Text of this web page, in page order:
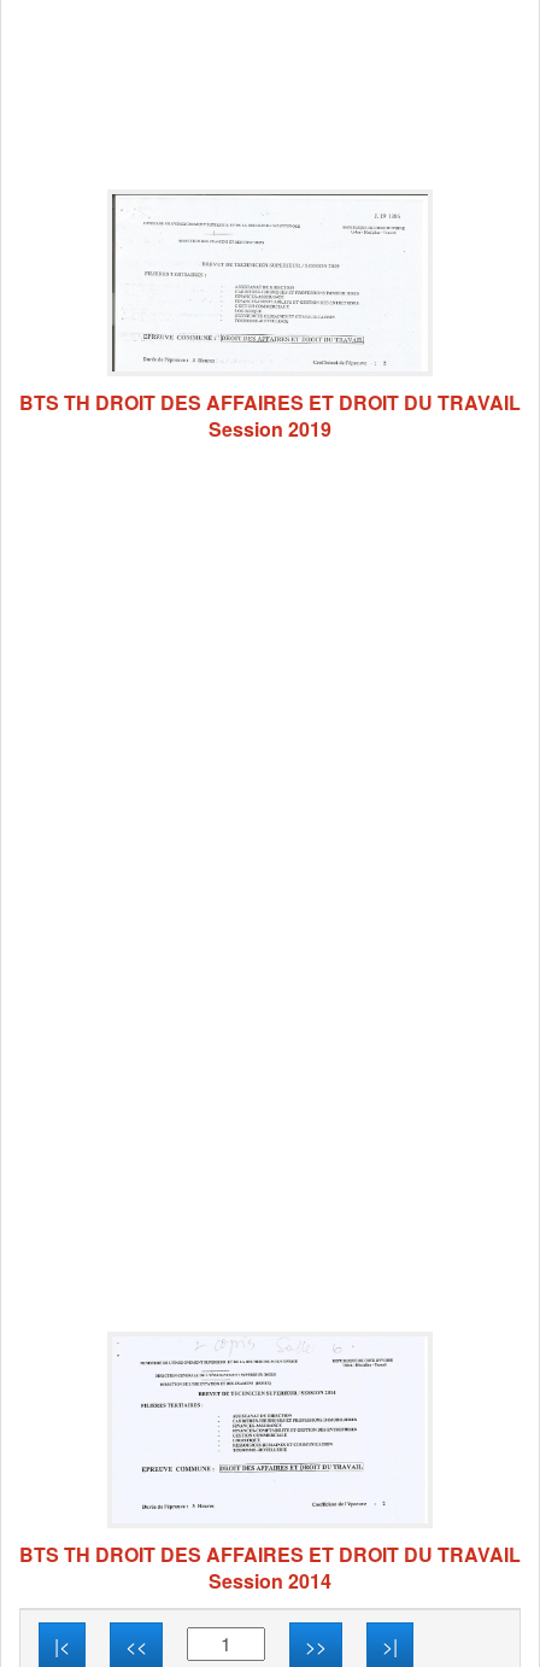
BTS TH DROIT DES AFFAIRES ET DROIT DU TRAVAIL
Session 2019
BTS TH DROIT DES AFFAIRES ET DROIT DU TRAVAIL
Session 2014
|< << >> >|